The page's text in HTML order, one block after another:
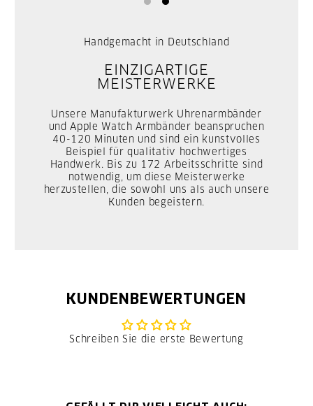
Handgemacht in Deutschland
EINZIGARTIGE
MEISTERWERKE
Unsere Manufakturwerk Uhrenarmbänder
und Apple Watch Armbänder beanspruchen
40-120 Minuten und sind ein kunstvolles
Beispiel für qualitativ hochwertiges
Handwerk. Bis zu 172 Arbeitsschritte sind
notwendig, um diese Meisterwerke
herzustellen, die sowohl uns als auch unsere
Kunden begeistern.
KUNDENBEWERTUNGEN
Schreiben Sie die erste Bewertung